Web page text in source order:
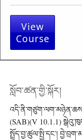
View
Course
སློབ་ཚན་གྱི་སྐོར།
(SAB)(V 10.1.1)
སྤྲོད་བྱ་ཚུལ་སྤྱི་དང་།